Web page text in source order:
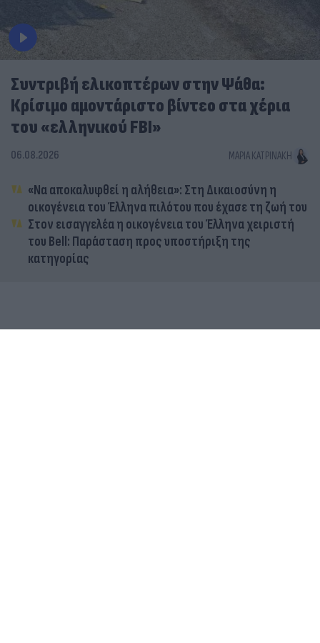
Συντριβή ελικοπτέρων στην Ψάθα:
Κρίσιμο αμοντάριστο βίντεο στα χέρια
του «ελληνικού FBI»
06.08.2026 ΜΑΡΊΑ ΚΑΤΡΙΝΆΚΗ
«Να αποκαλυφθεί η αλήθεια»: Στη Δικαιοσύνη η
οικογένεια του Έλληνα πιλότου που έχασε τη ζωή του
Στον εισαγγελέα η οικογένεια του Έλληνα χειριστή
του Bell: Παράσταση προς υποστήριξη της
κατηγορίας